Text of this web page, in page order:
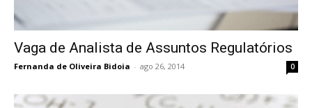
Vaga de Analista de Assuntos Regulatórios
Fernanda de Oliveira Bidoia - ago 26, 2014 0